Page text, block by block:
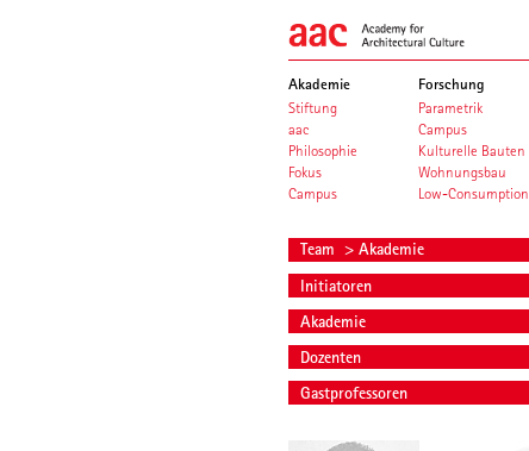
Akademie
Stiftung
aac
Philosophie
Fokus
Campus
Forschung
Parametrik
Campus
Kulturelle Bauten
Wohnungsbau
Low-Consumption
Team > Akademie
Initiatoren
Akademie
Dozenten
Gastprofessoren